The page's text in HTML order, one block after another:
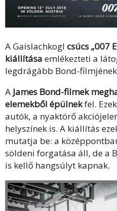
A Gaislachkogl csúcs „007
kiállítása emlékezteti a
legdrágább Bond-
A James Bond-filmek
elemekből épülnekfel.
autók, a nyaktörő
helyszínek is. A kiállítás
mutatja be: a
söldeni forgatása áll, de a
is kellő hangsúlyt kapnak.